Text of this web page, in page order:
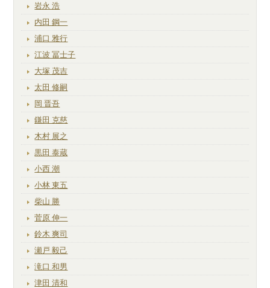
岩永 浩
内田 鋼一
浦口 雅行
江波 冨士子
大塚 茂吉
太田 修嗣
岡 晋吾
鎌田 克慈
木村 展之
黒田 泰蔵
小西 潮
小林 東五
柴山 勝
菅原 伸一
鈴木 爽司
瀬戸 毅己
滝口 和男
津田 清和